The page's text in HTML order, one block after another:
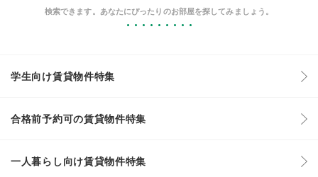
検索できます。あなたにぴったりのお部屋を探してみましょう。
学生向け賃貸物件特集
合格前予約可の賃貸物件特集
一人暮らし向け賃貸物件特集